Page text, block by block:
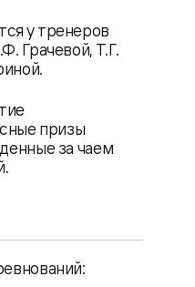
у тренеров
Грачевой, Т.Г.
призы
за чаем